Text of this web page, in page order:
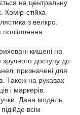
на центральну
Комір-стійка
з велкро.
поліпшення
кишені на
доступу до
призначені для
Також на рукавах
і маркерів.
Дана модель
всім